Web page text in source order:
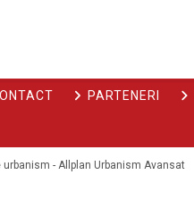
PARTENERI
- Allplan Urbanism Avansat